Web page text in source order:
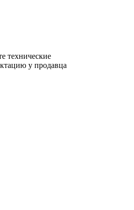
технические
у продавца